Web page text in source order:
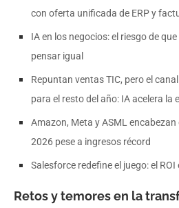
con oferta unificada de ERP y
IA en los negocios: el riesgo de
pensar igual
Repuntan ventas TIC, pero el
para el resto del año: IA acelera la
Amazon, Meta y ASML
2026 pese a ingresos récord
Salesforce redefine el juego: el
Retos y temores en la